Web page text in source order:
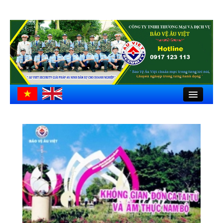
Trang chủ
Giới thiệu
Hồ sơ công ty